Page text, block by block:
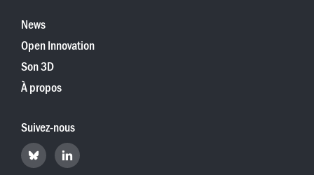
News
Open Innovation
Son 3D
À propos
Suivez-nous
Retrouvez
Hyperradio
Retrouvez
Hyperradio